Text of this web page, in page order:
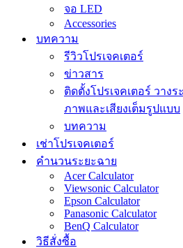
จอ LED
Accessories
บทความ
รีวิวโปรเจคเตอร์
ข่าวสาร
ติดตั้งโปรเจคเตอร์ วางร
ภาพและเสียงเต็มรูปแบบ
บทความ
เช่าโปรเจคเตอร์
คำนวนระยะฉาย
Acer Calculator
Viewsonic Calculator
Epson Calculator
Panasonic Calculator
BenQ Calculator
วิธีสั่งซื้อ